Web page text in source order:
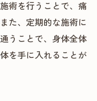
術を行うことで、痛
た、定期的な施術に
うことで、身体全体
を手に入れることが